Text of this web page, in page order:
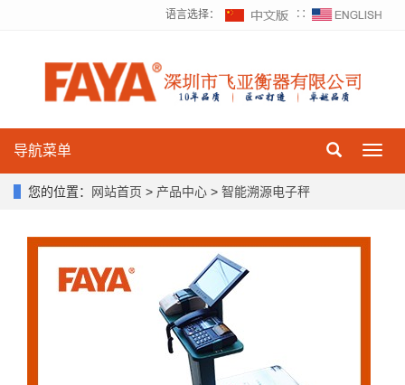
语言选择： ∷
导航菜单
您的位置： 网站首页 > 产品中心 > 智能溯源电子秤